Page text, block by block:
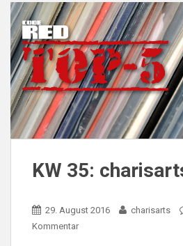
KW 35:
29. August 2016 charisarts
Kommentar